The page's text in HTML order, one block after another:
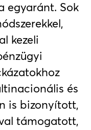
egyaránt. Sok
kezeli
és
is bizonyított,
támogatott,